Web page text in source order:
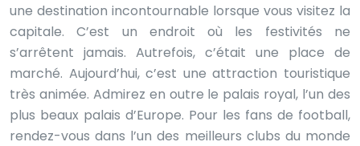
une destination incontournable lorsque vous visitez la
capitale. C’est un endroit où les festivités ne
s’arrêtent jamais. Autrefois, c’était une place de
marché. Aujourd’hui, c’est une attraction touristique
très animée. Admirez en outre le palais royal, l’un des
plus beaux palais d’Europe. Pour les fans de football,
rendez-vous dans l’un des meilleurs clubs du monde